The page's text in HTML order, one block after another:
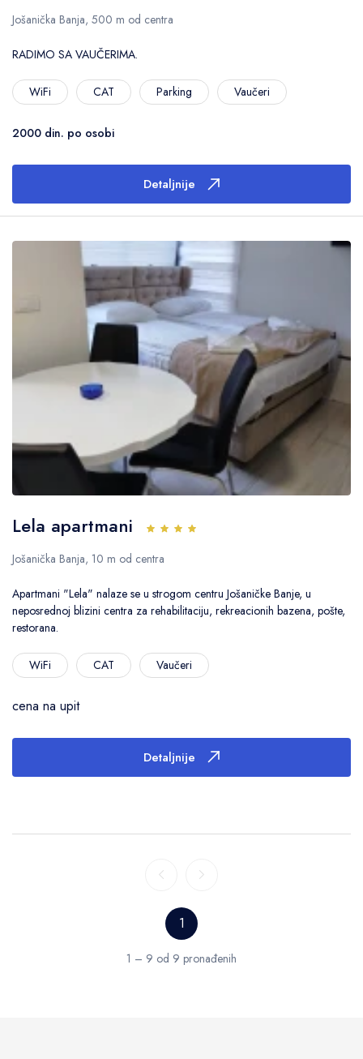
Jošanička Banja, 500 m od centra
RADIMO SA VAUČERIMA.
WiFi CAT Parking Vaučeri
2000 din. po osobi
Detaljnije
Lela apartmani
Jošanička Banja, 10 m od centra
Apartmani "Lela" nalaze se u strogom centru Jošaničke Banje, u
neposrednoj blizini centra za rehabilitaciju, rekreacionih bazena, pošte,
restorana.
WiFi CAT Vaučeri
cena na upit
Detaljnije
1
1 – 9 od 9 pronađenih